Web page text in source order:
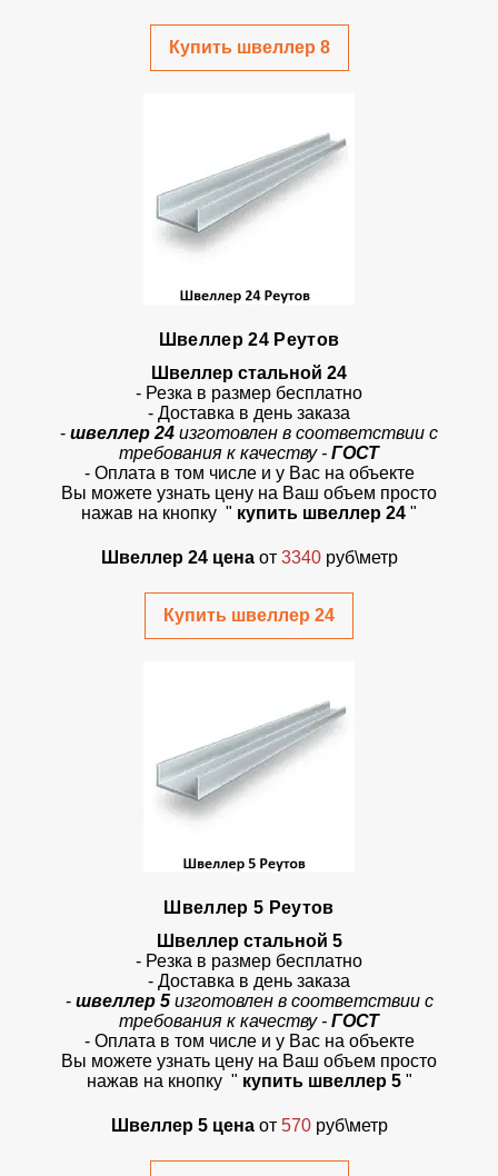
Купить швеллер 8
Швеллер 24 Реутов
Швеллер стальной 24
- Резка в размер бесплатно
- Доставка в день заказа
- швеллер 24 изготовлен в соответствии с
требования к качеству - ГОСТ
- Оплата в том числе и у Вас на объекте
Вы можете узнать цену на Ваш объем просто
нажав на кнопку " купить швеллер 24 "
Швеллер 24 цена от 3340 руб\метр
Купить швеллер 24
Швеллер 5 Реутов
Швеллер стальной 5
- Резка в размер бесплатно
- Доставка в день заказа
- швеллер 5изготовлен в соответствии с
требования к качеству - ГОСТ
- Оплата в том числе и у Вас на объекте
Вы можете узнать цену на Ваш объем просто
нажав на кнопку " купить швеллер 5 "
Швеллер 5 цена от 570 руб\метр